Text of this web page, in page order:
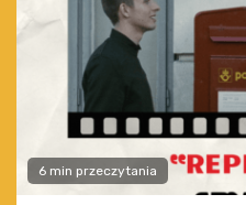
6 min przeczytania